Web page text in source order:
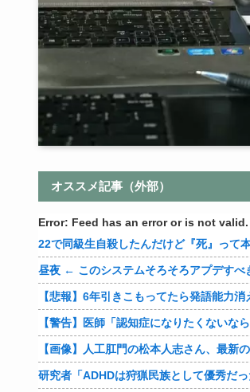
オススメ記事（外部）
Error: Feed has an error or is not valid.